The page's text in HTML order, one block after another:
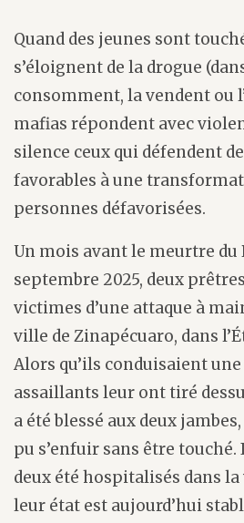
Quand des jeunes sont
s’éloignent de la drogue
consomment, la vendent ou
mafias répondent avec
silence ceux qui défendent
favorables à une
personnes défavorisées.
Un mois avant le meurtre du
septembre 2025, deux
victimes d’une attaque à
ville de Zinapécuaro, dans
Alors qu’ils conduisaient
assaillants leur ont tiré
a été blessé aux deux
pu s’enfuir sans être
deux été hospitalisés dans
leur état est aujourd’hui